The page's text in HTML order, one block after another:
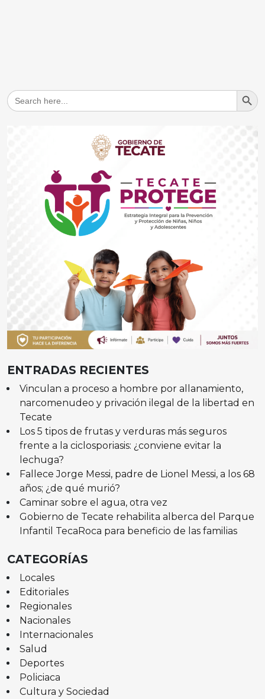
Search
for:
Search
ENTRADAS RECIENTES
Vinculan a proceso a hombre por allanamiento,
narcomenudeo y privación ilegal de la libertad en
Tecate
Los 5 tipos de frutas y verduras más seguros
frente a la ciclosporiasis: ¿conviene evitar la
lechuga?
Fallece Jorge Messi, padre de Lionel Messi, a los 68
años; ¿de qué murió?
Caminar sobre el agua, otra vez
Gobierno de Tecate rehabilita alberca del Parque
Infantil TecaRoca para beneficio de las familias
CATEGORÍAS
Locales
Editoriales
Regionales
Nacionales
Internacionales
Salud
Deportes
Policiaca
Cultura y Sociedad